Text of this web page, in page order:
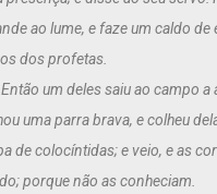
ao lume, e faze um caldo de
dos profetas.
um deles saiu ao campo a
uma parra brava, e colheu
de colocíntidas; e veio, e as
porque não as conheciam.